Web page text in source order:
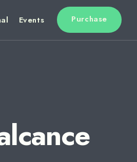
Events Purchase